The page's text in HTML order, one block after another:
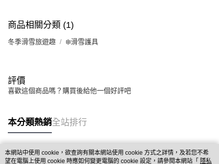
商品相關分類 (1)
冬季滑雪旅遊趣 ❄️滑雪護具
評價
喜歡這個商品嗎？購買後給他一個好評吧
本分類熱銷全站排行
熱門標籤
本網站中使用 cookie，欲查詢有關本網站使用 cookie 方式之詳情，及若您不希
望在電腦上使用 cookie 時應如何變更電腦的 cookie 設定，請參閱本網站「 隱私